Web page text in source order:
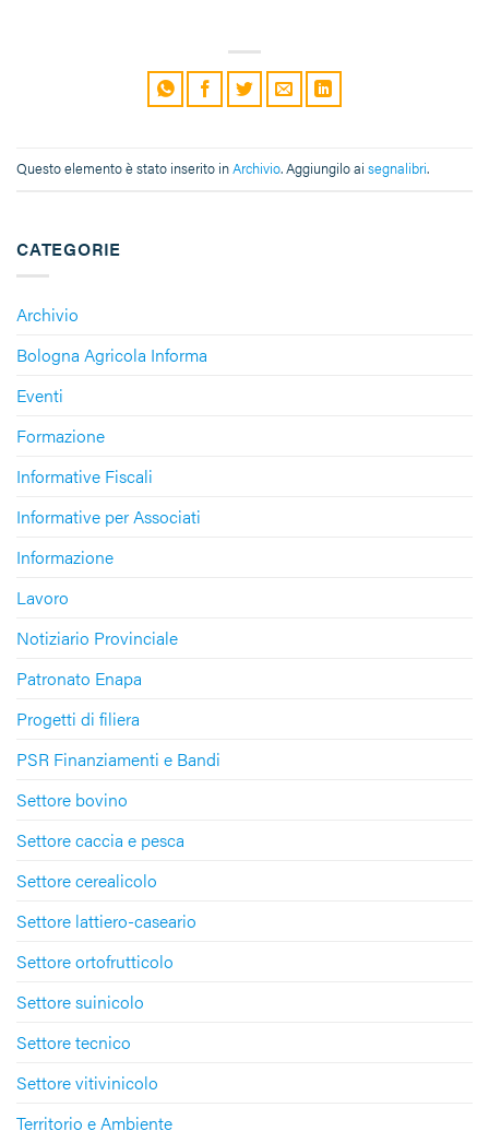
CATEGORIE
Archivio
Bologna Agricola Informa
Eventi
Formazione
Informative Fiscali
Informative per Associati
Informazione
Lavoro
Notiziario Provinciale
Patronato Enapa
Progetti di filiera
PSR Finanziamenti e Bandi
Settore bovino
Settore caccia e pesca
Settore cerealicolo
Settore lattiero-caseario
Settore ortofrutticolo
Settore suinicolo
Settore tecnico
Settore vitivinicolo
Territorio e Ambiente
Questo elemento è stato inserito inArchivio. Aggiungilo ai segnalibri.